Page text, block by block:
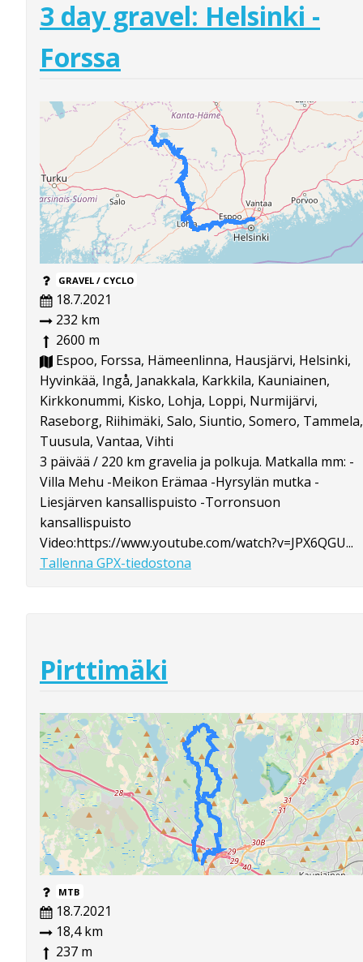
3 day gravel: Helsinki -
Forssa
GRAVEL / CYCLO
18.7.2021
232 km
2600 m
Espoo, Forssa, Hämeenlinna, Hausjärvi, Helsinki,
Hyvinkää, Ingå, Janakkala, Karkkila, Kauniainen,
Kirkkonummi, Kisko, Lohja, Loppi, Nurmijärvi,
Raseborg, Riihimäki, Salo, Siuntio, Somero, Tammela,
Tuusula, Vantaa, Vihti
3 päivää / 220 km gravelia ja polkuja. Matkalla mm: -
Villa Mehu -Meikon Erämaa -Hyrsylän mutka -
Liesjärven kansallispuisto -Torronsuon
kansallispuisto
Video:https://www.youtube.com/watch?v=JPX6QGU...
Tallenna GPX-tiedostona
Pirttimäki
MTB
18.7.2021
18,4 km
237 m